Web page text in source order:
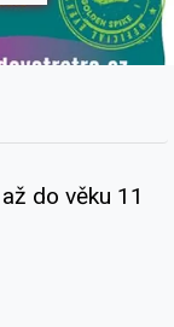
do věku 11